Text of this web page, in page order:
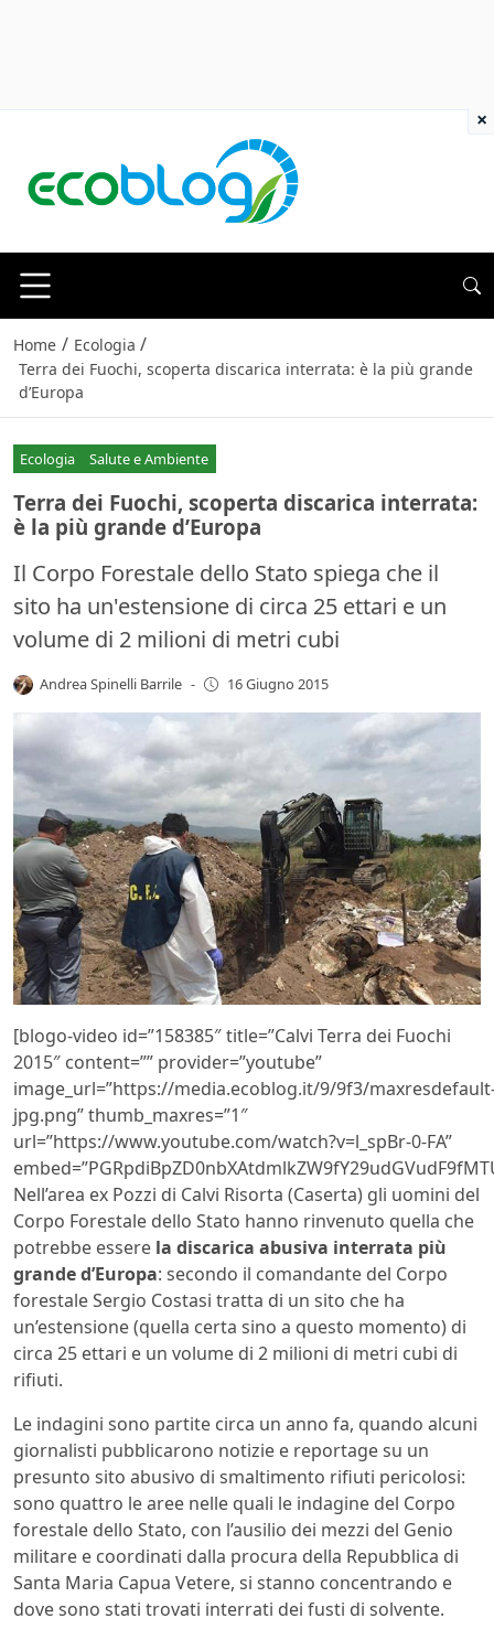
Home / Ecologia /
Terra dei Fuochi, scoperta discarica interrata: è la più grande
d’Europa
Ecologia Salute e Ambiente
Terra dei Fuochi, scoperta discarica interrata:
è la più grande d’Europa
Il Corpo Forestale dello Stato spiega che il
sito ha un'estensione di circa 25 ettari e un
volume di 2 milioni di metri cubi
Andrea Spinelli Barrile - 16 Giugno 2015
[blogo-video id=”158385″ title=”Calvi Terra dei Fuochi
2015″ content=”” provider=”youtube”
image_url=”https://media.ecoblog.it/9/9f3/
jpg.png” thumb_maxres=”1″
url=”https://www.youtube.com/watch?v=l_spBr-0-FA”
Nell’area ex Pozzi di Calvi Risorta (Caserta) gli uomini del
Corpo Forestale dello Stato hanno rinvenuto quella che
potrebbe essere la discarica abusiva interrata più
grande d’Europa: secondo il comandante del Corpo
forestale Sergio Costasi tratta di un sito che ha
un’estensione (quella certa sino a questo momento) di
circa 25 ettari e un volume di 2 milioni di metri cubi di
rifiuti.
Le indagini sono partite circa un anno fa, quando alcuni
giornalisti pubblicarono notizie e reportage su un
presunto sito abusivo di smaltimento rifiuti pericolosi:
sono quattro le aree nelle quali le indagine del Corpo
forestale dello Stato, con l’ausilio dei mezzi del Genio
militare e coordinati dalla procura della Repubblica di
Santa Maria Capua Vetere, si stanno concentrando e
dove sono stati trovati interrati dei fusti di solvente.
×